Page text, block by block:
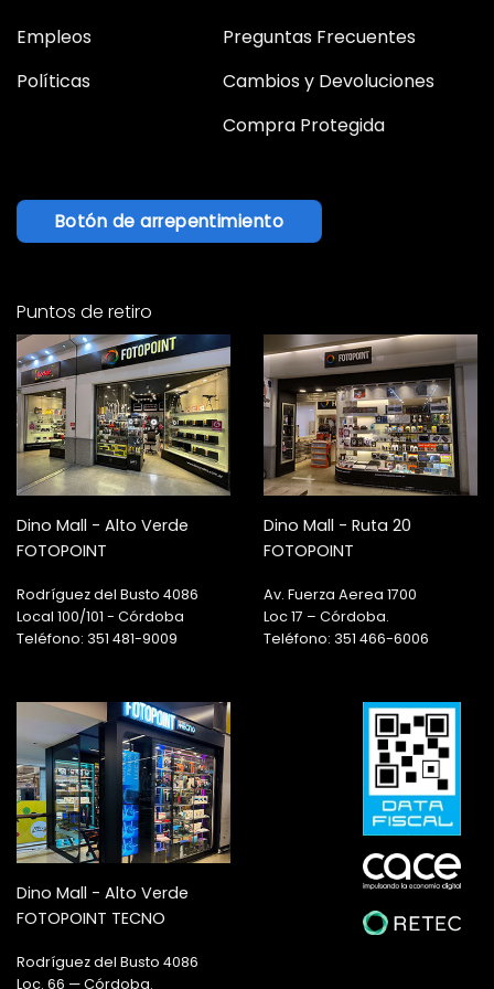
Empleos
Políticas
Preguntas Frecuentes
Cambios y Devoluciones
Compra Protegida
Botón de arrepentimiento
Puntos de retiro
Dino Mall - Alto Verde
FOTOPOINT
Rodríguez del Busto 4086
Local 100/101 - Córdoba
Teléfono: 351 481-9009
Dino Mall - Ruta 20
FOTOPOINT
Av. Fuerza Aerea 1700
Loc 17 – Córdoba.
Teléfono: 351 466-6006
Dino Mall - Alto Verde
FOTOPOINT TECNO
Rodríguez del Busto 4086
Loc. 66 — Córdoba.